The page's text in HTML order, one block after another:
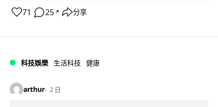
71 25 ↗ 分享
科技娛樂 生活科技 健康
arthur 2 日